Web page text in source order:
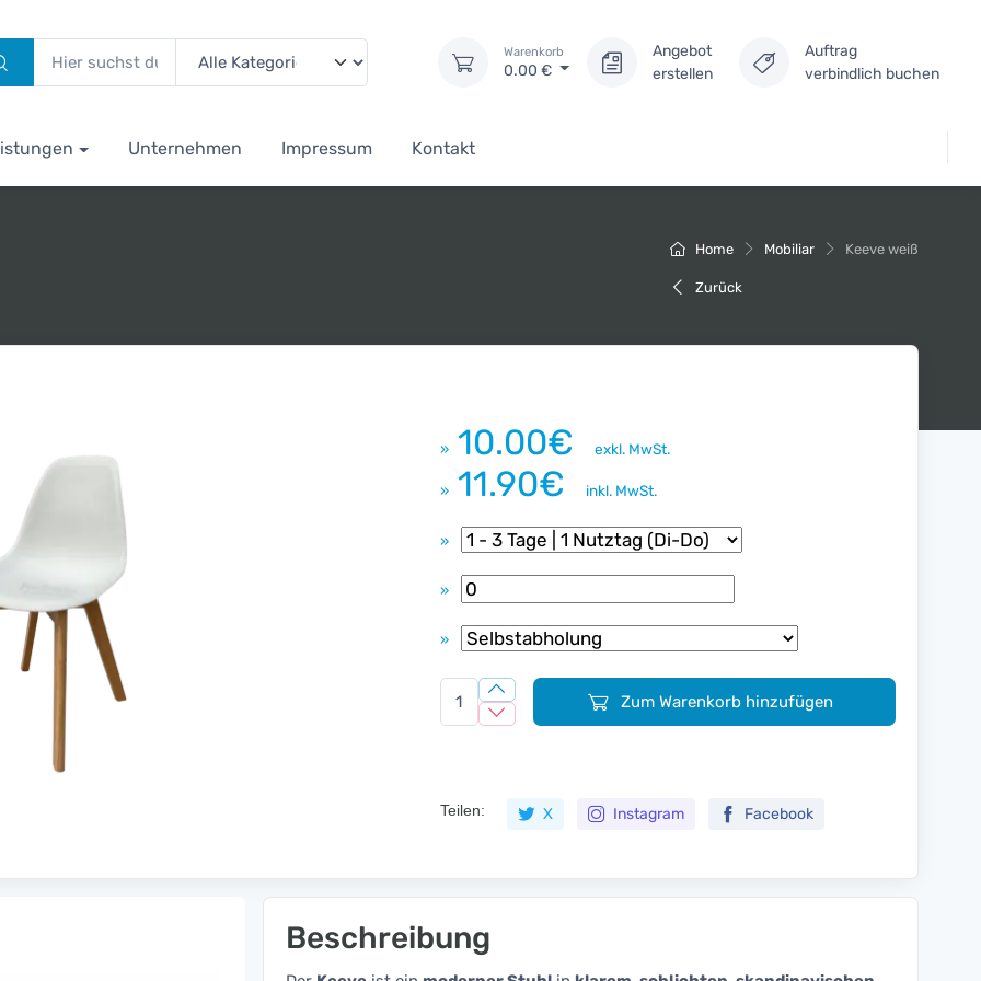
Warenkorb
0.00 €
Angebot
erstellen
Auftrag
verbindlich buchen
Unternehmen Impressum Kontakt
Home Mobiliar Keeve weiß
Zurück
» 10.00€ exkl. MwSt.
» 11.90€ inkl. MwSt.
»
»
»
Zum Warenkorb hinzufügen
Teilen: X Instagram Facebook
Beschreibung